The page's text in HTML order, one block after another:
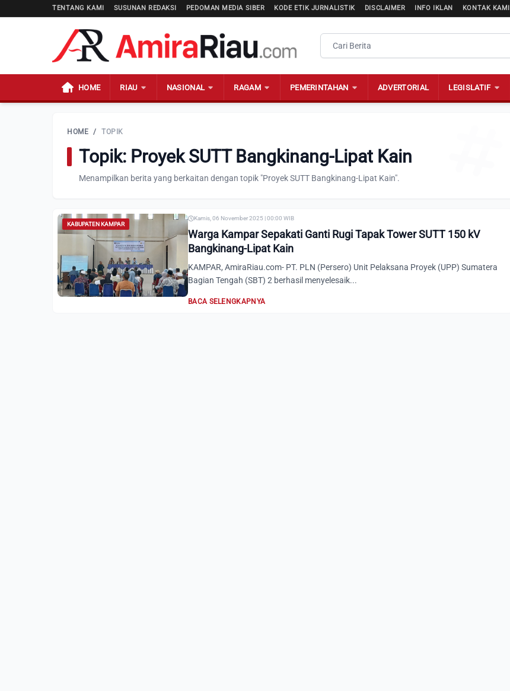
TENTANG KAMI SUSUNAN REDAKSI PEDOMAN MEDIA SIBER KODE ETIK JURNALISTIK DISCLAIMER INFO IKLAN KONTAK KAMI
HOME RIAU NASIONAL RAGAM PEMERINTAHAN ADVERTORIAL LEGISLATIF
HOME / TOPIK
Topik: Proyek SUTT Bangkinang-Lipat Kain
Menampilkan berita yang berkaitan dengan topik "Proyek SUTT Bangkinang-Lipat Kain".
KABUPATEN KAMPAR
Kamis, 06 November 2025 | 00:00 WIB
Warga Kampar Sepakati Ganti Rugi Tapak Tower SUTT 150 kV
Bangkinang-Lipat Kain
KAMPAR, AmiraRiau.com- PT. PLN (Persero) Unit Pelaksana Proyek (UPP) Sumatera
Bagian Tengah (SBT) 2 berhasil menyelesaik...
BACA SELENGKAPNYA